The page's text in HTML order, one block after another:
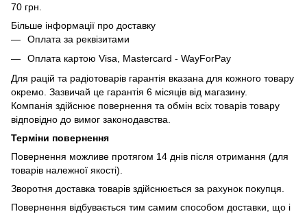
70 грн.
Більше інформації про доставку
Оплата за реквізитами
Оплата картою Visa, Mastercard - WayForPay
Для рацій та радіотоварів гарантія вказана для кожного товару
окремо. Зазвичай це гарантія 6 місяців від магазину.
Компанія здійснює повернення та обмін всіх товарів товару
відповідно до вимог законодавства.
Терміни повернення
Повернення можливе протягом 14 днів після отримання (для
товарів належної якості).
Зворотня доставка товарів здійснюється за рахунок покупця.
Повернення відбувається тим самим способом доставки, що і